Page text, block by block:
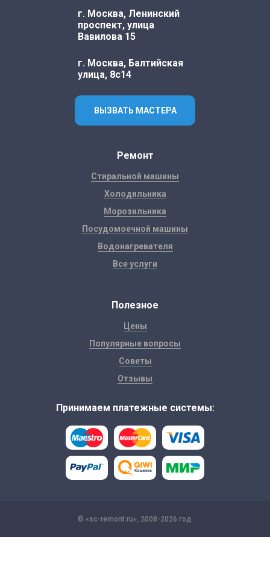
г. Москва, Ленинский
проспект, улица
Вавилова 15
г. Москва, Балтийская
улица, 8с14
ВЫЗВАТЬ МАСТЕРА
Ремонт
Стиральной машины
Холодильника
Морозильника
Посудомоечной машины
Водонагревателя
Все услуги
Полезное
Цены
Популярные вопросы
Советы
Отзывы
Принимаем платежные системы:
© «sc-remont.ru», 2008-2026 год.